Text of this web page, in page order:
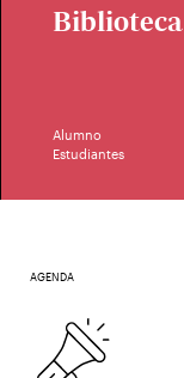
Biblioteca
Alumno
Estudiantes
AGENDA